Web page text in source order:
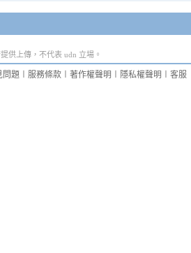
供上傳，不代表 udn 立場。
問題 服務條款 著作權聲明 隱私權聲明 客服